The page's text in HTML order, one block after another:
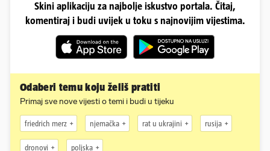
Skini aplikaciju za najbolje iskustvo portala. Čitaj,
komentiraj i budi uvijek u toku s najnovijim vijestima.
Odaberi temu koju želiš pratiti
Primaj sve nove vijesti o temi i budi u tijeku
friedrich merz njemačka rat u ukrajini rusija
dronovi poljska